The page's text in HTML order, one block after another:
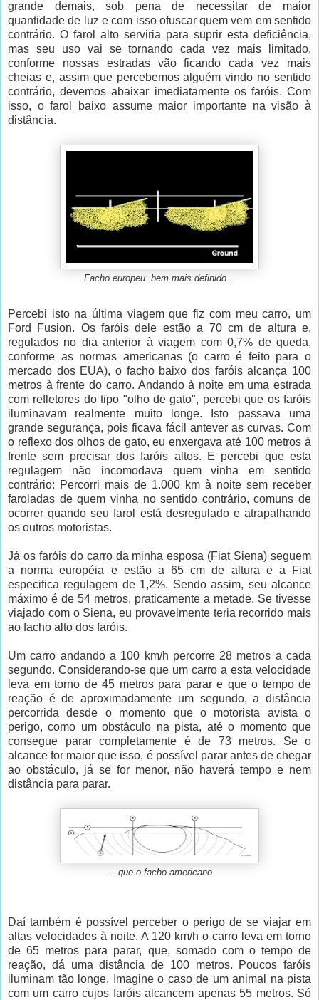
grande demais, sob pena de necessitar de maior
quantidade de luz e com isso ofuscar quem vem em sentido
contrário. O farol alto serviria para suprir esta deficiência,
mas seu uso vai se tornando cada vez mais limitado,
conforme nossas estradas vão ficando cada vez mais
cheias e, assim que percebemos alguém vindo no sentido
contrário, devemos abaixar imediatamente os faróis. Com
isso, o farol baixo assume maior importante na visão à
distância.
Facho europeu: bem mais definido...
Percebi isto na última viagem que fiz com meu carro, um
Ford Fusion. Os faróis dele estão a 70 cm de altura e,
regulados no dia anterior à viagem com 0,7% de queda,
conforme as normas americanas (o carro é feito para o
mercado dos EUA), o facho baixo dos faróis alcança 100
metros à frente do carro. Andando à noite em uma estrada
com refletores do tipo "olho de gato", percebi que os faróis
iluminavam realmente muito longe. Isto passava uma
grande segurança, pois ficava fácil antever as curvas. Com
o reflexo dos olhos de gato, eu enxergava até 100 metros à
frente sem precisar dos faróis altos. E percebi que esta
regulagem não incomodava quem vinha em sentido
contrário: Percorri mais de 1.000 km à noite sem receber
faroladas de quem vinha no sentido contrário, comuns de
ocorrer quando seu farol está desregulado e atrapalhando
os outros motoristas.
Já os faróis do carro da minha esposa (Fiat Siena) seguem
a norma européia e estão a 65 cm de altura e a Fiat
especifica regulagem de 1,2%. Sendo assim, seu alcance
máximo é de 54 metros, praticamente a metade. Se tivesse
viajado com o Siena, eu provavelmente teria recorrido mais
ao facho alto dos faróis.
Um carro andando a 100 km/h percorre 28 metros a cada
segundo. Considerando-se que um carro a esta velocidade
leva em torno de 45 metros para parar e que o tempo de
reação é de aproximadamente um segundo, a distância
percorrida desde o momento que o motorista avista o
perigo, como um obstáculo na pista, até o momento que
consegue parar completamente é de 73 metros. Se o
alcance for maior que isso, é possível parar antes de chegar
ao obstáculo, já se for menor, não haverá tempo e nem
distância para parar.
... que o facho americano
Daí também é possível perceber o perigo de se viajar em
altas velocidades à noite. A 120 km/h o carro leva em torno
de 65 metros para parar, que, somado com o tempo de
reação, dá uma distância de 100 metros. Poucos faróis
iluminam tão longe. Imagine o caso de um animal na pista
com um carro cujos faróis alcancem apenas 55 metros. Só